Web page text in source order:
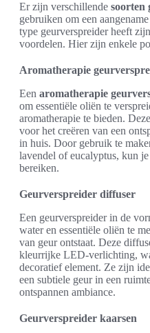
Er zijn verschillende soorten
gebruiken om een
type geurverspreider heeft
voordelen. Hier zijn enkele
Aromatherapie
Een aromatherapie
om essentiële oliën te
aromatherapie te bieden.
voor het creëren van een
in huis. Door gebruik te
lavendel of eucalyptus, kun
bereiken.
Geurverspreider diffuser
Een geurverspreider in de
water en essentiële oliën te
van geur ontstaat. Deze
kleurrijke LED-verlichting,
decoratief element. Ze zijn
een subtiele geur in een
ontspannen ambiance.
Geurverspreider kaarsen